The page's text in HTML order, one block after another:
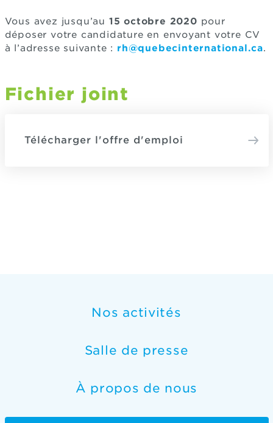
Vous avez jusqu’au 15 octobre 2020 pour
déposer votre candidature en envoyant votre CV
à l’adresse suivante : rh@quebecinternational.ca.
Fichier joint
Télécharger l'offre d'emploi
Nos activités
Salle de presse
À propos de nous